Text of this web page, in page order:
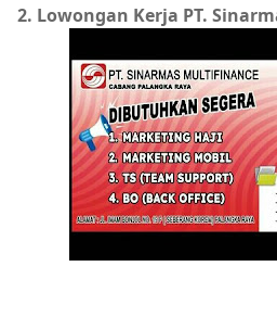
2. Lowongan Kerja PT.